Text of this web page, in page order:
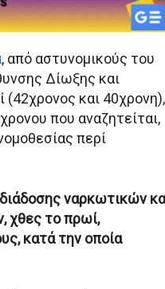
, από αστυνομικούς του
Δίωξης και
(42χρονος και 40χρονη),
που αναζητείται,
περί
ναρκωτικών
χθες το πρωί,
κατά την οποία